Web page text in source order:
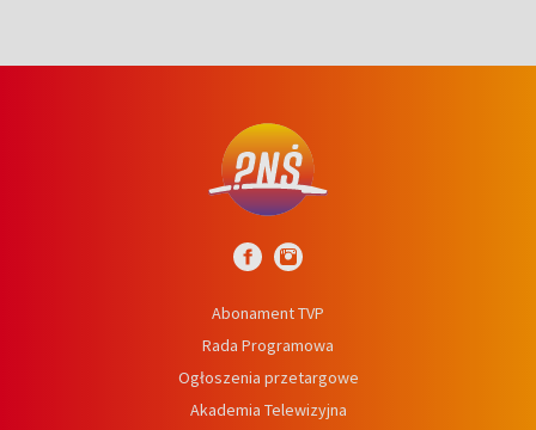
Abonament TVP
Rada Programowa
Ogłoszenia przetargowe
Akademia Telewizyjna